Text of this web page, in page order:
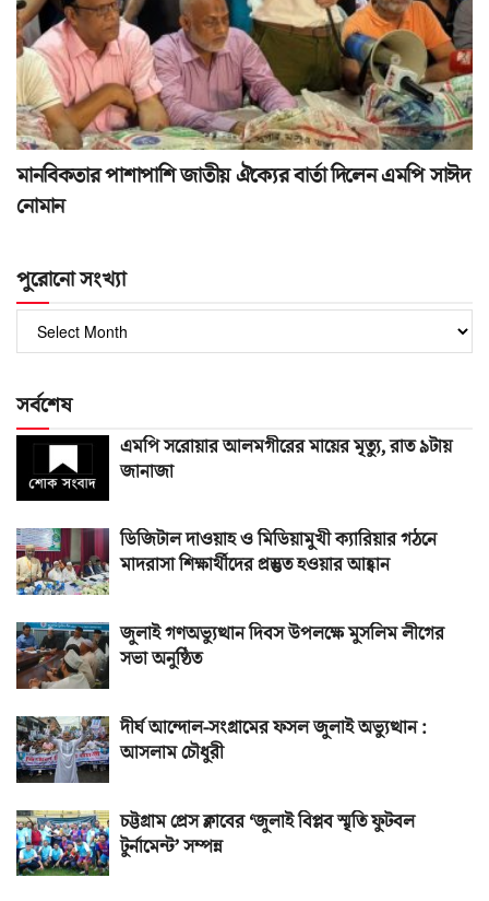
মানবিকতার পাশাপাশি জাতীয় ঐক্যের বার্তা দিলেন এমপি সাঈদ
নোমান
পুরোনো সংখ্যা
সংখ্যা
সর্বশেষ
এমপি সরোয়ার আলমগীরের মায়ের মৃত্যু, রাত ৯টায়
জানাজা
ডিজিটাল দাওয়াহ ও মিডিয়ামুখী ক্যারিয়ার গঠনে
মাদরাসা শিক্ষার্থীদের প্রস্তুত হওয়ার আহ্বান
জুলাই গণঅভ্যুত্থান দিবস উপলক্ষে মুসলিম লীগের
সভা অনুষ্ঠিত
দীর্ঘ আন্দোল-সংগ্রামের ফসল জুলাই অভ্যুত্থান :
আসলাম চৌধুরী
চট্টগ্রাম প্রেস ক্লাবের ‘জুলাই বিপ্লব স্মৃতি ফুটবল
টুর্নামেন্ট’ সম্পন্ন